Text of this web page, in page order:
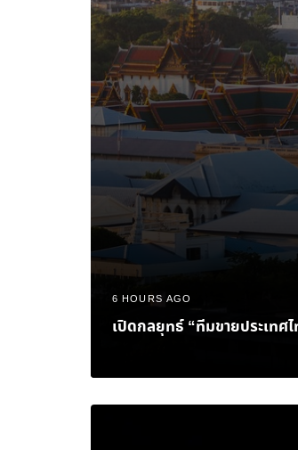
6 HOURS AGO
เปิดกลยุทธ์ “ทีมขายประเทศ